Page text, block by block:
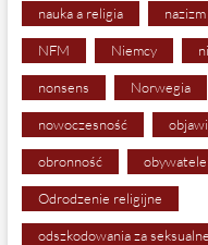
nauka a religia nazizm
NFM Niemcy
nonsens Norwegia
nowoczesność
obronność
Odrodzenie religijne
odszkodowania za